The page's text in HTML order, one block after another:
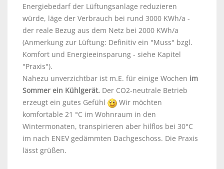
Energiebedarf der Lüftungsanlage reduzieren
würde, läge der Verbrauch bei rund 3000 KWh/a -
der reale Bezug aus dem Netz bei 2000 KWh/a
(Anmerkung zur Lüftung: Definitiv ein "Muss" bzgl.
Komfort und Energieeinsparung - siehe Kapitel
"Praxis").
Nahezu unverzichtbar ist m.E. für einige Wochen im
Sommer ein Kühlgerät. Der CO2-neutrale Betrieb
erzeugt ein gutes Gefühl
Wir möchten
komfortable 21 °C im Wohnraum in den
Wintermonaten, transpirieren aber hilflos bei 30°C
im nach ENEV gedämmten Dachgeschoss. Die Praxis
lässt grüßen.